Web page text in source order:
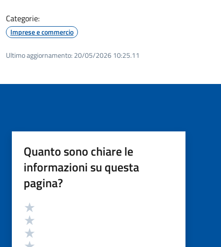
Categorie:
Imprese e commercio
Ultimo aggiornamento: 20/05/2026 10:25.11
Quanto sono chiare le
informazioni su questa
pagina?
Valutazione